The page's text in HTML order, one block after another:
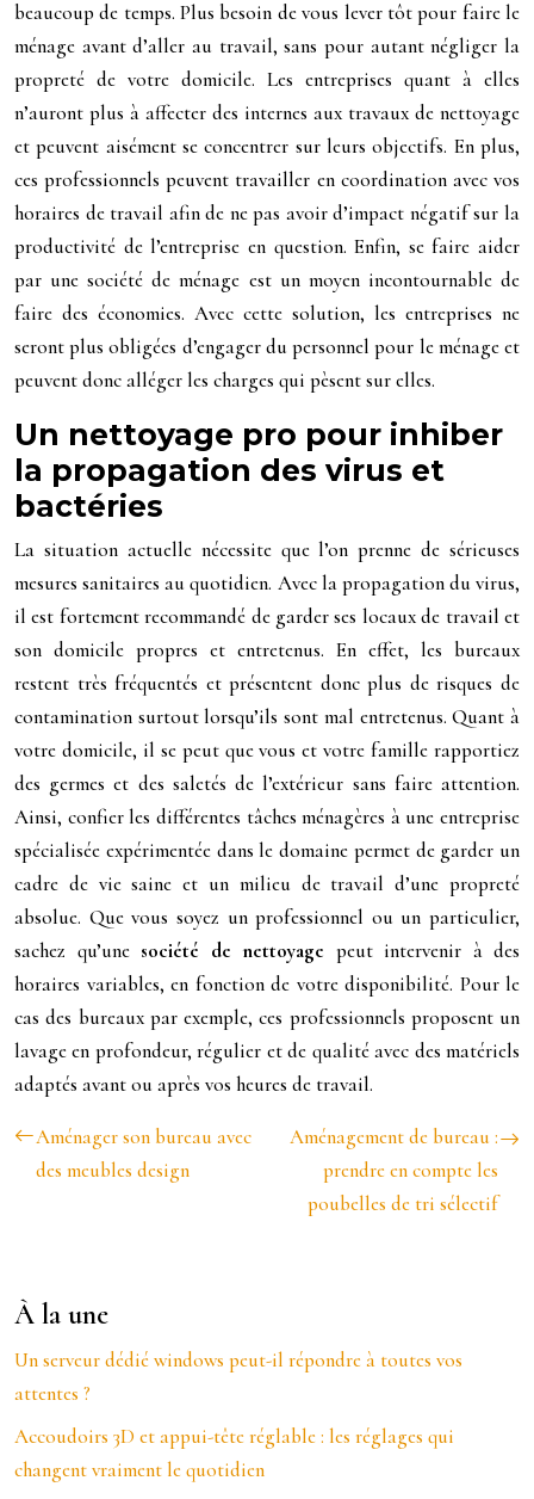
beaucoup de temps. Plus besoin de vous lever tôt pour faire le
ménage avant d’aller au travail, sans pour autant négliger la
propreté de votre domicile. Les entreprises quant à elles
n’auront plus à affecter des internes aux travaux de nettoyage
et peuvent aisément se concentrer sur leurs objectifs. En plus,
ces professionnels peuvent travailler en coordination avec vos
horaires de travail afin de ne pas avoir d’impact négatif sur la
productivité de l’entreprise en question. Enfin, se faire aider
par une société de ménage est un moyen incontournable de
faire des économies. Avec cette solution, les entreprises ne
seront plus obligées d’engager du personnel pour le ménage et
peuvent donc alléger les charges qui pèsent sur elles.
Un nettoyage pro pour inhiber
la propagation des virus et
bactéries
La situation actuelle nécessite que l’on prenne de sérieuses
mesures sanitaires au quotidien. Avec la propagation du virus,
il est fortement recommandé de garder ses locaux de travail et
son domicile propres et entretenus. En effet, les bureaux
restent très fréquentés et présentent donc plus de risques de
contamination surtout lorsqu’ils sont mal entretenus. Quant à
votre domicile, il se peut que vous et votre famille rapportiez
des germes et des saletés de l’extérieur sans faire attention.
Ainsi, confier les différentes tâches ménagères à une entreprise
spécialisée expérimentée dans le domaine permet de garder un
cadre de vie saine et un milieu de travail d’une propreté
absolue. Que vous soyez un professionnel ou un particulier,
sachez qu’une société de nettoyage peut intervenir à des
horaires variables, en fonction de votre disponibilité. Pour le
cas des bureaux par exemple, ces professionnels proposent un
lavage en profondeur, régulier et de qualité avec des matériels
adaptés avant ou après vos heures de travail.
Aménager son bureau avec
des meubles design
Aménagement de bureau :
prendre en compte les
poubelles de tri sélectif
À la une
Un serveur dédié windows peut-il répondre à toutes vos
attentes ?
Accoudoirs 3D et appui-tête réglable : les réglages qui
changent vraiment le quotidien